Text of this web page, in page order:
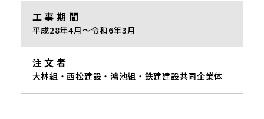
工事期間
平成28年4月～令和6年3月
注文者
大林組・西松建設・鴻池組・鉄建建設共同企業体